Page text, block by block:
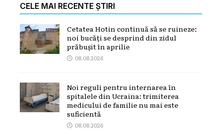
CELE MAI RECENTE ȘTIRI
Cetatea Hotin continuă să se ruineze:
noi bucăți se desprind din zidul
prăbușit în aprilie
08.08.2026
Noi reguli pentru internarea în
spitalele din Ucraina: trimiterea
medicului de familie nu mai este
suficientă
08.08.2026